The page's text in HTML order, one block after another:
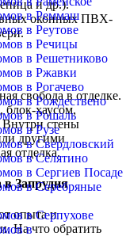
в Реммаш
в Реутове
в Речицы
в Решетниково
в Ржавки
в Рогачево
в Рождествено
в Рошаль
в Рузе
в Свердловский
в Селятино
в Сергиев Посаде
в Серебряные
в Серпухове
в
и др.).
оконных ПВХ-
свобода в отделке.
хаусом,
стены
другими
отделка.
в Запрудня
опыта и
На что обратить